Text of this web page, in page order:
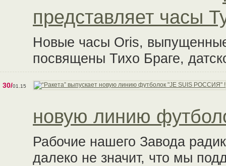
представляет часы
Новые часы Oris,
посвящены Тихо Браге,
30/01.15
новую линию
Рабочие нашего Завода
далеко не значит, что мы